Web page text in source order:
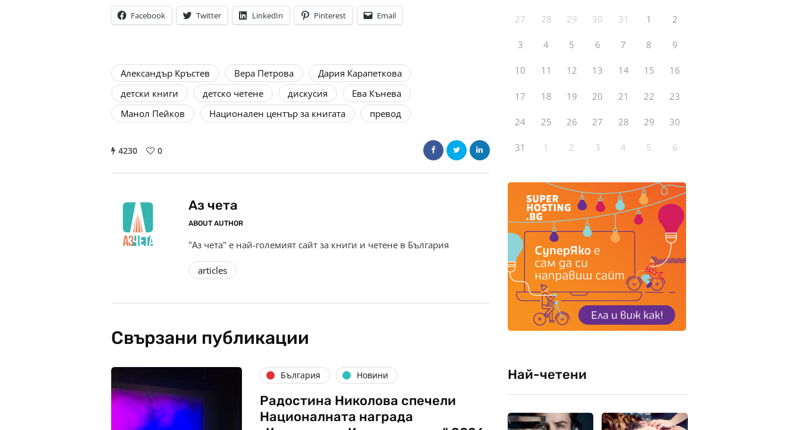
Facebook Twitter LinkedIn Pinterest Email
Александър Кръстев Вера Петрова
Дария Карапеткова
детски книги
детско четене дискусия
Ева Кънева
Манол Пейков
Национален център за книгата превод
4230 0
Аз чета
ABOUT AUTHOR
"Аз чета" е най-големият сайт за книги и четене в България
articles
Свързани публикации
България Новини
Радостина Николова спечели
Националната награда
27 28 29 30 31 1 2
3 4 5 6 7 8 9
10 11 12 13 14 15 16
17 18 19 20 21 22 23
24 25 26 27 28 29 30
31 1 2 3 4 5 6
Най-четени